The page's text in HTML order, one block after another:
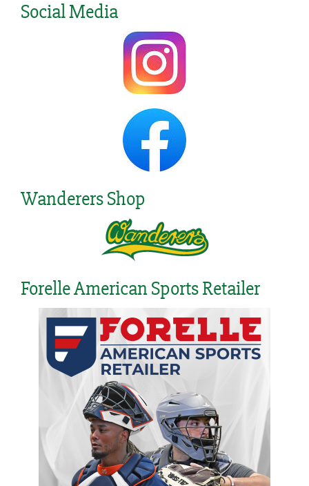
Social Media
Wanderers Shop
Forelle American Sports Retailer